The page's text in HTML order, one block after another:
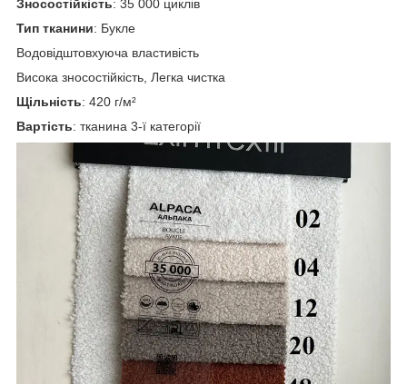
Зносостійкість: 35 000 циклів
Тип тканини: Букле
Водовідштовхуюча властивість
Висока зносостійкість, Легка чистка
Щільність: 420 г/м²
Вартість: тканина 3-ї категорії